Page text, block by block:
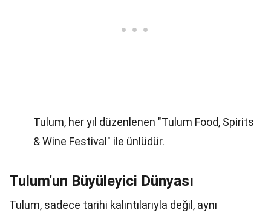
Tulum, her yıl düzenlenen "Tulum Food, Spirits
& Wine Festival" ile ünlüdür.
Tulum'un Büyüleyici Dünyası
Tulum, sadece tarihi kalıntılarıyla değil, aynı